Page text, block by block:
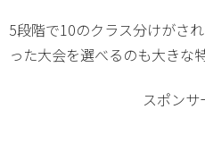
5段階で10のクラス分けがさ
った大会を選べるのも大きな
スポンサ